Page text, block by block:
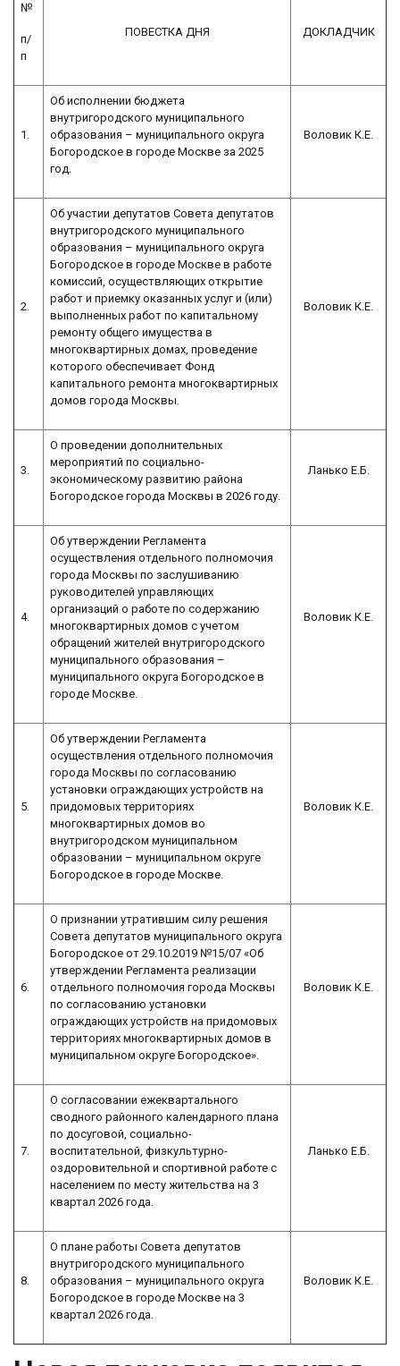
№
п/
п
ПОВЕСТКА ДНЯ ДОКЛАДЧИК
1.
Об исполнении бюджета
внутригородского муниципального
образования – муниципального округа
Богородское в городе Москве за 2025
год.
Воловик К.Е.
2.
Об участии депутатов Совета депутатов
внутригородского муниципального
образования – муниципального округа
Богородское в городе Москве в работе
комиссий, осуществляющих открытие
работ и приемку оказанных услуг и (или)
выполненных работ по капитальному
ремонту общего имущества в
многоквартирных домах, проведение
которого обеспечивает Фонд
капитального ремонта многоквартирных
домов города Москвы.
Воловик К.Е.
3.
О проведении дополнительных
мероприятий по социально-
экономическому развитию района
Богородское города Москвы в 2026 году.
Ланько Е.Б.
4.
Об утверждении Регламента
осуществления отдельного полномочия
города Москвы по заслушиванию
руководителей управляющих
организаций о работе по содержанию
многоквартирных домов с учетом
обращений жителей внутригородского
муниципального образования –
муниципального округа Богородское в
городе Москве.
Воловик К.Е.
5.
Об утверждении Регламента
осуществления отдельного полномочия
города Москвы по согласованию
установки ограждающих устройств на
придомовых территориях
многоквартирных домов во
внутригородском муниципальном
образовании – муниципальном округе
Богородское в городе Москве.
Воловик К.Е.
6.
О признании утратившим силу решения
Совета депутатов муниципального округа
Богородское от 29.10.2019 №15/07 «Об
утверждении Регламента реализации
отдельного полномочия города Москвы
по согласованию установки
ограждающих устройств на придомовых
территориях многоквартирных домов в
муниципальном округе Богородское».
Воловик К.Е.
7.
О согласовании ежеквартального
сводного районного календарного плана
по досуговой, социально-
воспитательной, физкультурно-
оздоровительной и спортивной работе с
населением по месту жительства на 3
квартал 2026 года.
Ланько Е.Б.
8.
О плане работы Совета депутатов
внутригородского муниципального
образования – муниципального округа
Богородское в городе Москве на 3
квартал 2026 года.
Воловик К.Е.